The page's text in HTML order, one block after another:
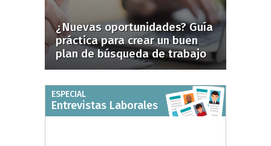
¿Nuevas oportunidades? Guía
práctica para crear un buen
plan de búsqueda de trabajo
ESPECIAL
Entrevistas Laborales